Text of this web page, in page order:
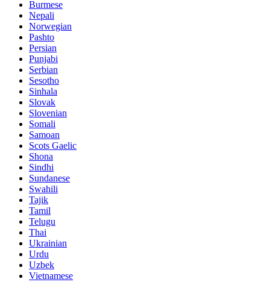
Burmese
Nepali
Norwegian
Pashto
Persian
Punjabi
Serbian
Sesotho
Sinhala
Slovak
Slovenian
Somali
Samoan
Scots Gaelic
Shona
Sindhi
Sundanese
Swahili
Tajik
Tamil
Telugu
Thai
Ukrainian
Urdu
Uzbek
Vietnamese